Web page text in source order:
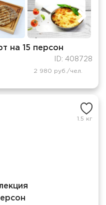
на 15 персон
ID: 408728
2 980 руб./чел.
1.5 кг